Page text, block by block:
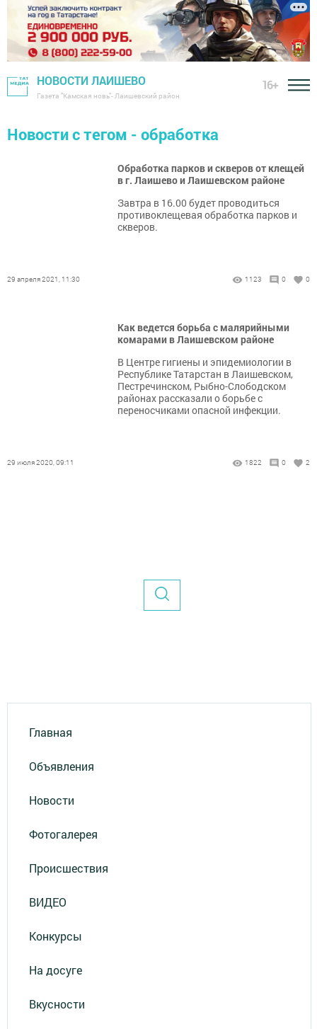
НОВОСТИ ЛАИШЕВО
Газета "Камская новь"- Лаишевский район
16+
Новости с тегом - обработка
Обработка парков и скверов от клещей
в г. Лаишево и Лаишевском районе
Завтра в 16.00 будет проводиться
противоклещевая обработка парков и
скверов.
29 апреля 2021, 11:30 1123 0 0
Как ведется борьба с малярийными
комарами в Лаишевском районе
В Центре гигиены и эпидемиологии в
Республике Татарстан в Лаишевском,
Пестречинском, Рыбно-Слободском
районах рассказали о борьбе с
переносчиками опасной инфекции.
29 июля 2020, 09:11 1822 0 2
Главная
Объявления
Новости
Фотогалерея
Происшествия
ВИДЕО
Конкурсы
На досуге
Вкусности